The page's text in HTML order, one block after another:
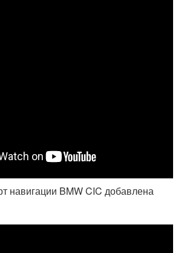
навигации BMW CIC добавлена